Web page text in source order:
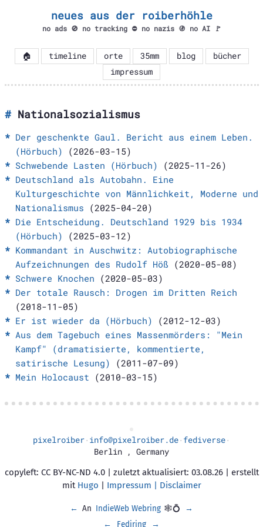
neues aus der roiberhöhle
no ads 🚫 no tracking ⛔ no nazis 🚯 no AI 🚩
🏠 timeline orte 35mm blog
bücher
impressum
Nationalsozialismus
Der geschenkte Gaul. Bericht aus einem Leben.
(Hörbuch) (2026-03-15)
Schwebende Lasten (Hörbuch) (2025-11-26)
Deutschland als Autobahn. Eine
Kulturgeschichte von Männlichkeit, Moderne und
Nationalismus (2025-04-20)
Die Entscheidung. Deutschland 1929 bis 1934
(Hörbuch) (2025-03-12)
Kommandant in Auschwitz: Autobiographische
Aufzeichnungen des Rudolf Höß (2020-05-08)
Schwere Knochen (2020-05-03)
Der totale Rausch: Drogen im Dritten Reich
(2018-11-05)
Er ist wieder da (Hörbuch) (2012-12-03)
Aus dem Tagebuch eines Massenmörders: "Mein
Kampf" (dramatisierte, kommentierte,
satirische Lesung) (2011-07-09)
Mein Holocaust (2010-03-15)
pixelroiber· info@pixelroiber.de· fediverse·
Berlin , Germany
copyleft: CC BY-NC-ND 4.0 | zuletzt aktualisiert: 03.08.26 | erstellt
mit Hugo | Impressum | Disclaimer
← An IndieWeb Webring 🕸💍
→
←
Fediring →